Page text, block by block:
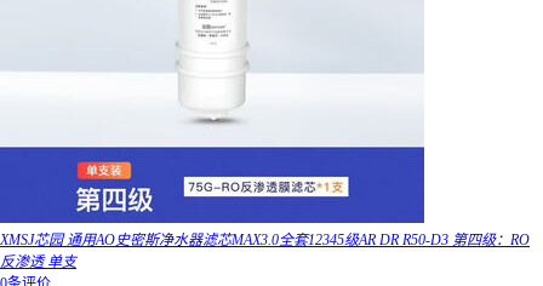
XMSJ芯园 通用AO史密斯净水器滤芯MAX3.0全套12345级AR DR R50-D3 第四级：RO
反渗透 单支